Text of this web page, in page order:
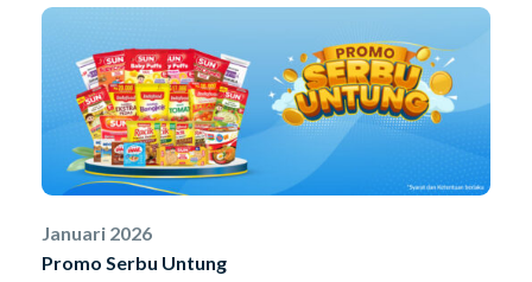
Januari 2026
Promo Serbu Untung